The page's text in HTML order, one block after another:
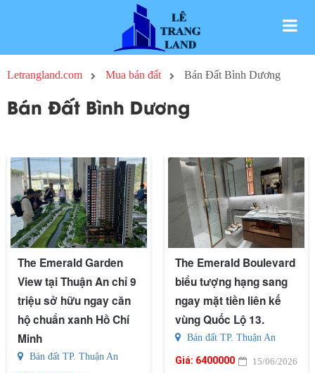
Letrangland.com Mua bán đất Bán Đất Bình Dương
Bán Đất Bình Dương
The Emerald Garden
View tại Thuận An chỉ 9
triệu sở hữu ngay căn
hộ chuẩn xanh Hồ Chí
Minh
Bán đất TP. Thuận An
The Emerald Boulevard
biểu tượng hạng sang
ngay mặt tiền liên kế
vùng Quốc Lộ 13.
Bán đất TP. Thuận An
Giá: 6400000 15/06/2026